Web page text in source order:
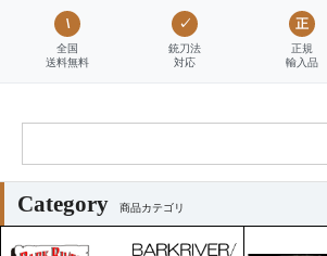
\
全国
送料無料
✓
銃刀法
対応
正
正規
輸入品
Category 商品カテゴリ